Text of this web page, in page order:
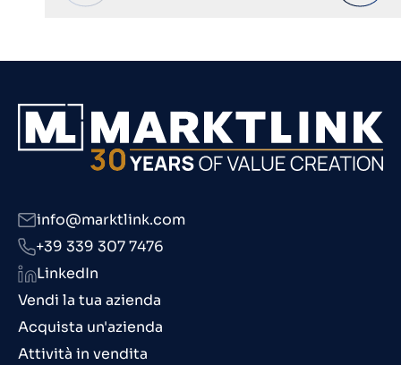
Vendi la tua azienda
Acquista un'azienda
Attività in vendita
info@marktlink.com
+39 339 307 7476
LinkedIn